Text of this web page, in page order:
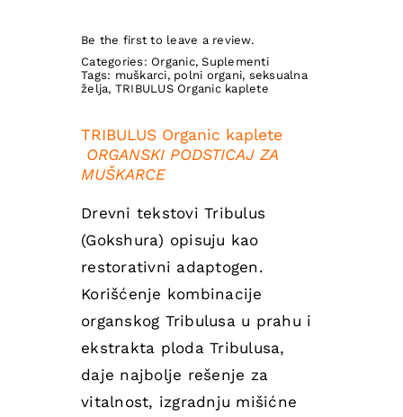
Be the first to leave a review.
Categories: Organic,Suplementi
Tags: muškarci, polni organi, seksualna
želja, TRIBULUS Organic kaplete
TRIBULUS Organic kaplete
ORGANSKI PODSTICAJ ZA
MUŠKARCE
Drevni tekstovi Tribulus
(Gokshura) opisuju kao
restorativni adaptogen.
Korišćenje kombinacije
organskog Tribulusa u prahu i
ekstrakta ploda Tribulusa,
daje najbolje rešenje za
vitalnost, izgradnju mišićne